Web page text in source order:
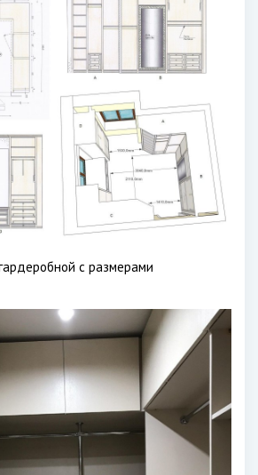
с размерами